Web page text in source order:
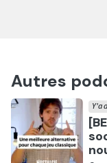
Autres
Y'a